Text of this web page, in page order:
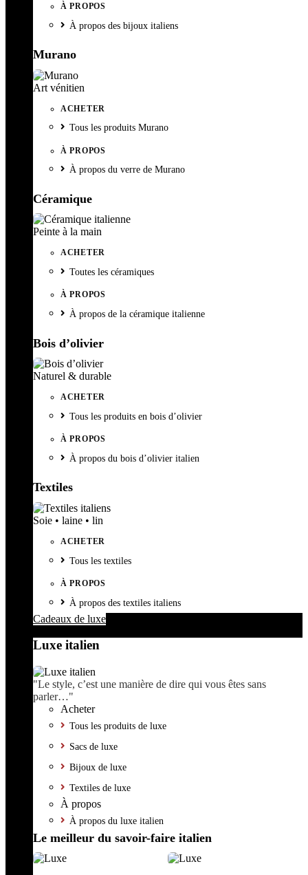
À PROPOS
À propos des bijoux italiens
Murano
Art vénitien
ACHETER
Tous les produits Murano
À PROPOS
À propos du verre de Murano
Céramique
Peinte à la main
ACHETER
Toutes les céramiques
À PROPOS
À propos de la céramique italienne
Bois d’olivier
Naturel & durable
ACHETER
Tous les produits en bois d’olivier
À PROPOS
À propos du bois d’olivier italien
Textiles
Soie • laine • lin
ACHETER
Tous les textiles
À PROPOS
À propos des textiles italiens
Cadeaux de luxe
Luxe italien
"Le style, c’est une manière de dire qui vous êtes sans
parler…"
Acheter
Tous les produits de luxe
Sacs de luxe
Bijoux de luxe
Textiles de luxe
À propos
À propos du luxe italien
Le meilleur du savoir-faire italien